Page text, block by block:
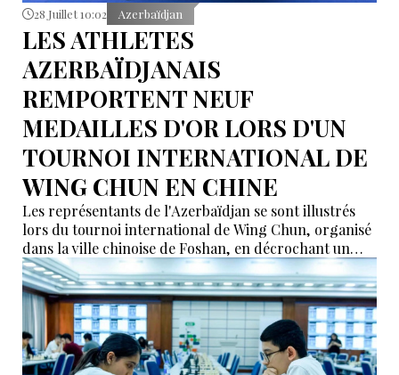
28 Juillet 10:02 Azerbaïdjan
LES ATHLETES
AZERBAÏDJANAIS
REMPORTENT NEUF
MEDAILLES D'OR LORS D'UN
TOURNOI INTERNATIONAL DE
WING CHUN EN CHINE
Les représentants de l'Azerbaïdjan se sont illustrés
lors du tournoi international de Wing Chun, organisé
dans la ville chinoise de Foshan, en décrochant un
total de neuf médailles d'or, selon des informations
relayées par İdman.Biz.